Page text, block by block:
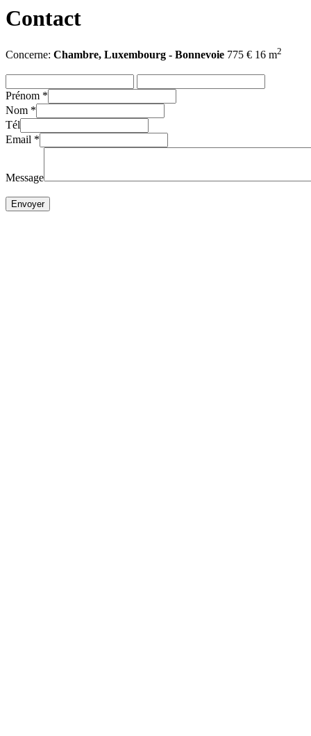
Contact
Concerne: Chambre, Luxembourg - Bonnevoie 775 € 16 m2
Prénom *
Nom *
Tél
Email *
Message